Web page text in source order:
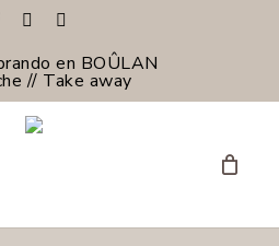
en BOÛLAN
// Take away